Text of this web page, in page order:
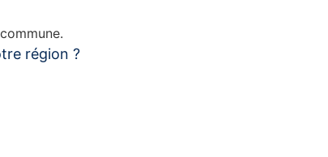
région ?